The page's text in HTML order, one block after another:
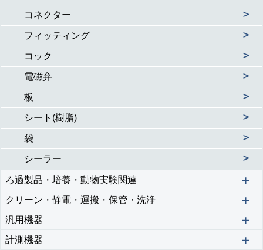
コネクター ＞
フィッティング ＞
コック ＞
電磁弁 ＞
板 ＞
シート(樹脂) ＞
袋 ＞
シーラー ＞
ろ過製品・培養・動物実験関連 ＋
クリーン・静電・運搬・保管・洗浄 ＋
汎用機器 ＋
計測機器 ＋